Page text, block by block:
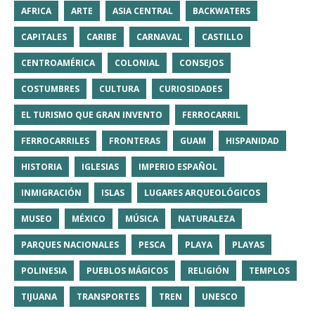
AFRICA ARTE ASIA CENTRAL BACKWATERS
CAPITALES CARIBE CARNAVAL CASTILLO
CENTROAMÉRICA COLONIAL CONSEJOS
COSTUMBRES CULTURA CURIOSIDADES
EL TURISMO QUE GRAN INVENTO FERROCARRIL
FERROCARRILES FRONTERAS GUAM HISPANIDAD
HISTORIA IGLESIAS IMPERIO ESPAÑOL
INMIGRACIÓN ISLAS LUGARES ARQUEOLÓGICOS
MUSEO MÉXICO MÚSICA NATURALEZA
PARQUES NACIONALES PESCA PLAYA PLAYAS
POLINESIA PUEBLOS MÁGICOS RELIGIÓN TEMPLOS
TIJUANA TRANSPORTES TREN UNESCO